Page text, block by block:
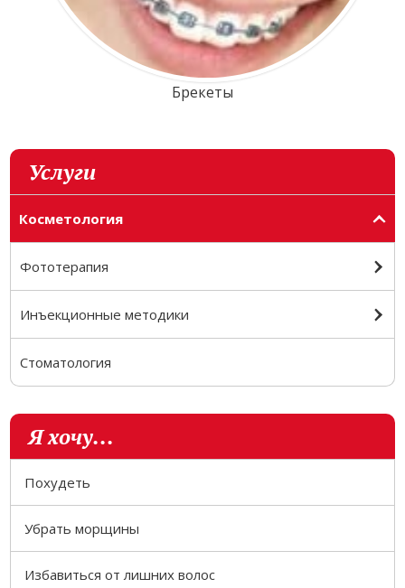
Брекеты
Услуги
Косметология
Фототерапия
Инъекционные методики
Стоматология
Я хочу...
Похудеть
Убрать морщины
Избавиться от лишних волос